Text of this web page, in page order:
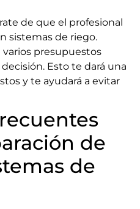
de que el profesional
sistemas de riego.
varios presupuestos
Esto te dará una
y te ayudará a evitar
de
de